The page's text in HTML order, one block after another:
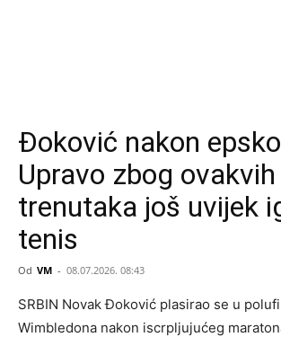
Đoković nakon
Upravo zbog ovakvih
trenutaka još uvijek
tenis
Od VM - 08.07.2026. 08:43
SRBIN Novak Đoković plasirao se u
Wimbledona nakon iscrpljujućeg